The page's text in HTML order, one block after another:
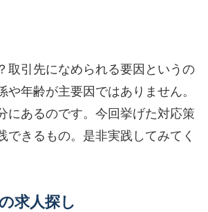
取引先になめられる要因というの
や年齢が主要因ではありません。
にあるのです。今回挙げた対応策
できるもの。是非実践してみてく
求人探し